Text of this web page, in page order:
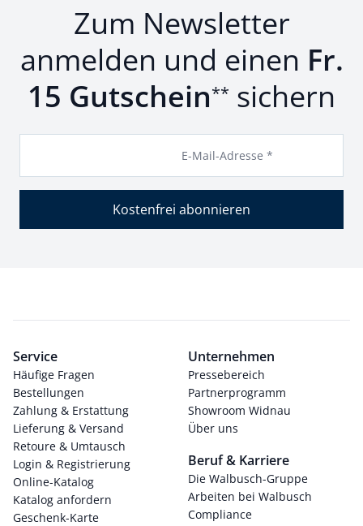
Zum Newsletter
anmelden und einen Fr.
15 Gutschein** sichern
E-Mail-Adresse *
Kostenfrei abonnieren
Service
Häufige Fragen
Bestellungen
Zahlung & Erstattung
Lieferung & Versand
Retoure & Umtausch
Login & Registrierung
Online-Katalog
Katalog anfordern
Geschenk-Karte
Unternehmen
Pressebereich
Partnerprogramm
Showroom Widnau
Über uns
Beruf & Karriere
Die Walbusch-Gruppe
Arbeiten bei Walbusch
Compliance